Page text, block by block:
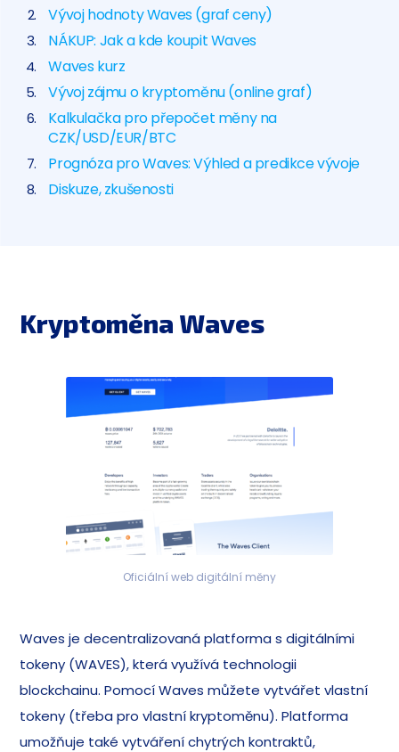
Vývoj hodnoty Waves (graf ceny)
NÁKUP: Jak a kde koupit Waves
Waves kurz
Vývoj zájmu o kryptoměnu (online graf)
Kalkulačka pro přepočet měny na
CZK/USD/EUR/BTC
Prognóza pro Waves: Výhled a predikce vývoje
Diskuze, zkušenosti
Kryptoměna Waves
Oficiální web digitální měny
Waves je decentralizovaná platforma s digitálními
tokeny (WAVES), která využívá technologii
blockchainu. Pomocí Waves můžete vytvářet vlastní
tokeny (třeba pro vlastní kryptoměnu). Platforma
umožňuje také vytváření chytrých kontraktů,